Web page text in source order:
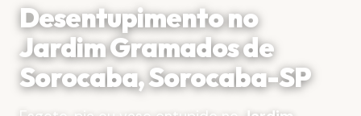
Desentupimento no
Jardim Gramados de
Sorocaba, Sorocaba-SP